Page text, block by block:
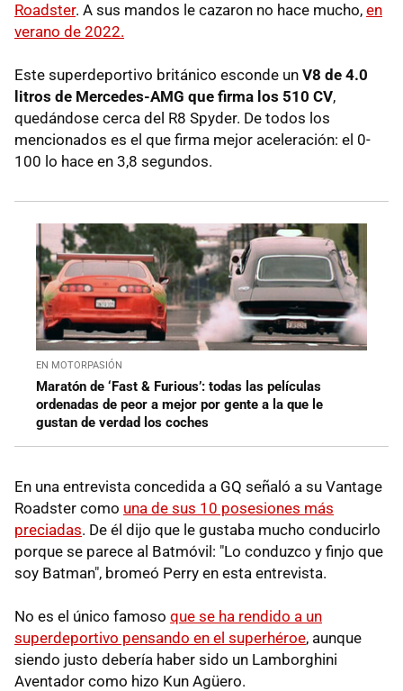
Roadster. A sus mandos le cazaron no hace mucho, en
verano de 2022.
Este superdeportivo británico esconde un V8 de 4.0
litros de Mercedes-AMG que firma los 510 CV,
quedándose cerca del R8 Spyder. De todos los
mencionados es el que firma mejor aceleración: el 0-
100 lo hace en 3,8 segundos.
EN MOTORPASIÓN
Maratón de ‘Fast & Furious’: todas las películas
ordenadas de peor a mejor por gente a la que le
gustan de verdad los coches
En una entrevista concedida a GQ señaló a su Vantage
Roadster como una de sus 10 posesiones más
preciadas. De él dijo que le gustaba mucho conducirlo
porque se parece al Batmóvil: "Lo conduzco y finjo que
soy Batman", bromeó Perry en esta entrevista.
No es el único famoso que se ha rendido a un
superdeportivo pensando en el superhéroe, aunque
siendo justo debería haber sido un Lamborghini
Aventador como hizo Kun Agüero.